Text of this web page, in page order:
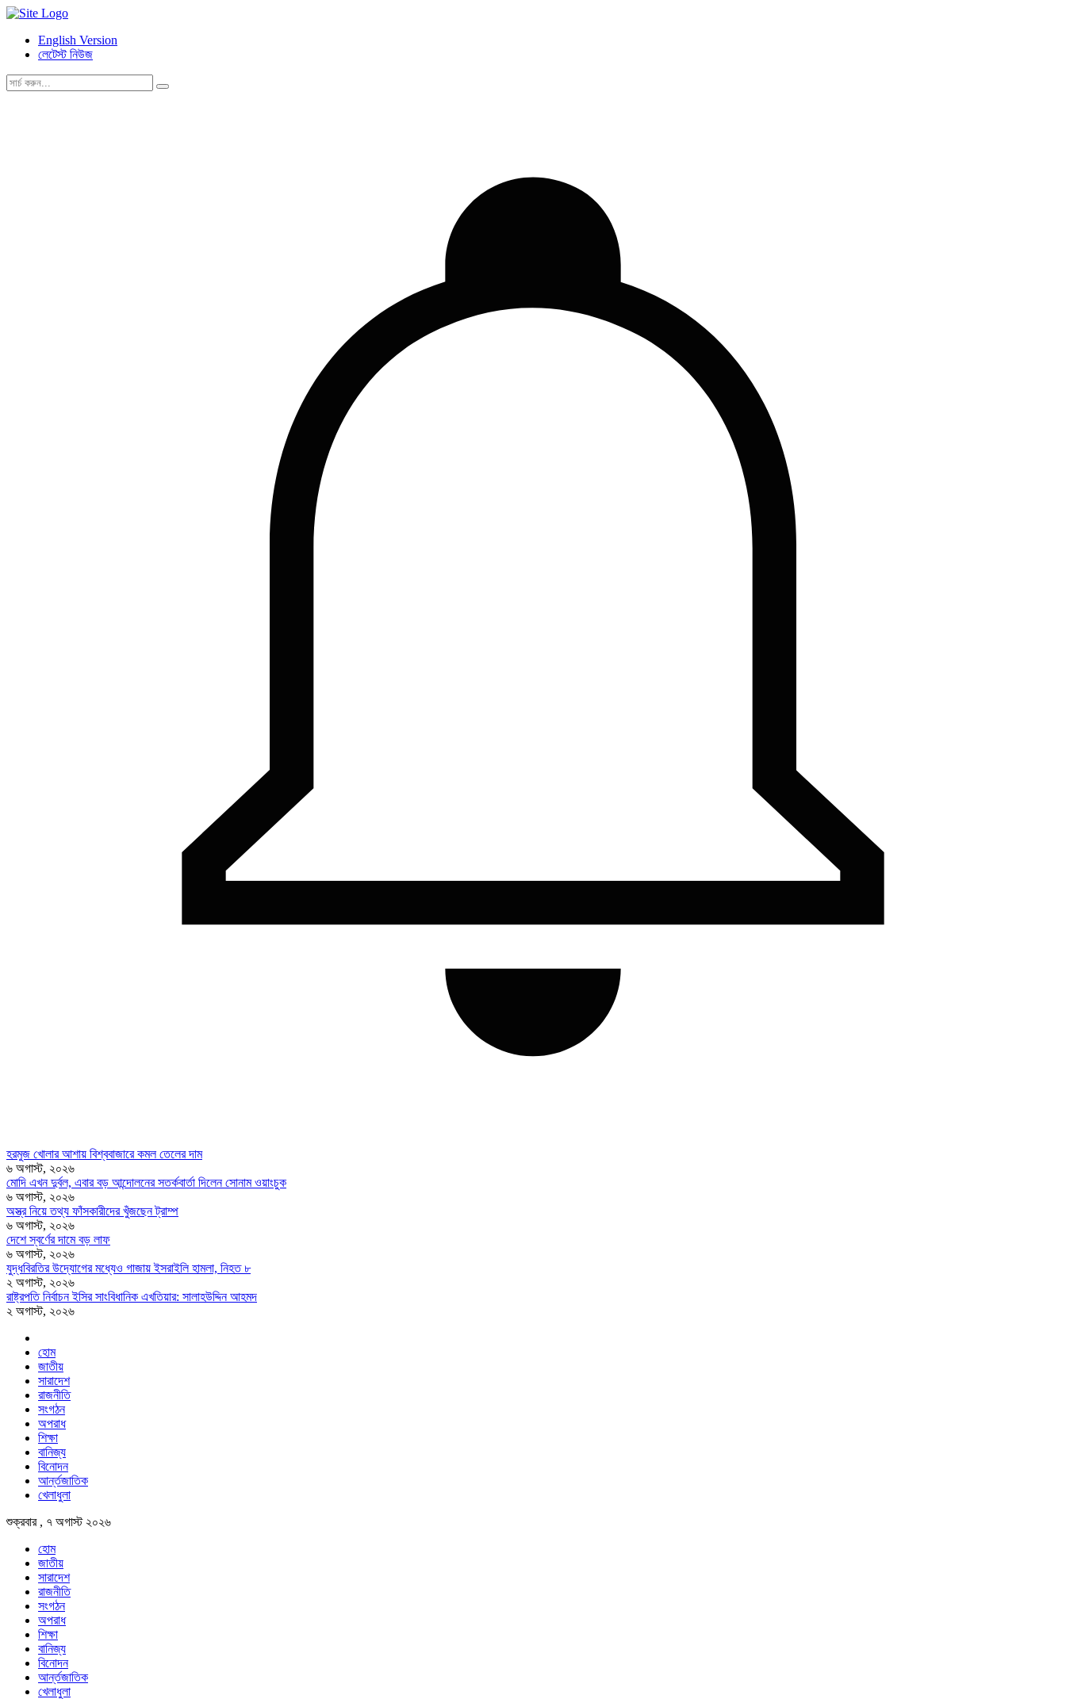
English Version
লেটেস্ট নিউজ
হরমুজ খোলার আশায় বিশ্ববাজারে কমল তেলের দাম
৬ অগাস্ট, ২০২৬
মোদি এখন দুর্বল, এবার বড় আন্দোলনের সতর্কবার্তা দিলেন সোনাম ওয়াংচুক
৬ অগাস্ট, ২০২৬
অস্ত্র নিয়ে তথ্য ফাঁসকারীদের খুঁজছেন ট্রাম্প
৬ অগাস্ট, ২০২৬
দেশে স্বর্ণের দামে বড় লাফ
৬ অগাস্ট, ২০২৬
যুদ্ধবিরতির উদ্যোগের মধ্যেও গাজায় ইসরাইলি হামলা, নিহত ৮
২ অগাস্ট, ২০২৬
রাষ্ট্রপতি নির্বাচন ইসির সাংবিধানিক এখতিয়ার: সালাহউদ্দিন আহমদ
২ অগাস্ট, ২০২৬
হোম
জাতীয়
সারাদেশ
রাজনীতি
সংগঠন
অপরাধ
শিক্ষা
বানিজ্য
বিনোদন
আর্ন্তজাতিক
খেলাধুলা
শুক্রবার , ৭ অগাস্ট ২০২৬
হোম
জাতীয়
সারাদেশ
রাজনীতি
সংগঠন
অপরাধ
শিক্ষা
বানিজ্য
বিনোদন
আর্ন্তজাতিক
খেলাধুলা